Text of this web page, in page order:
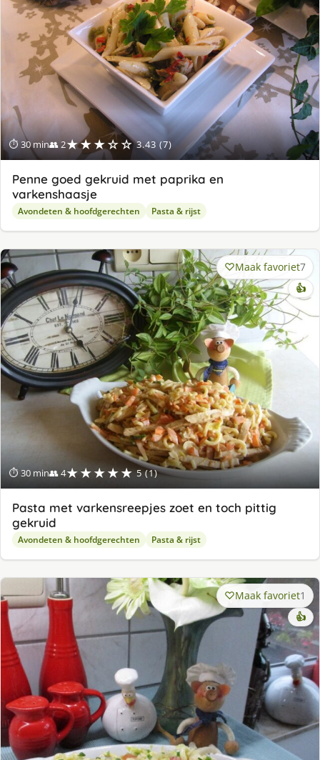
⏱ 30 min👥 2★★★☆☆ 3.43 (7)
Penne goed gekruid met paprika en
varkenshaasje
Avondeten & hoofdgerechten Pasta & rijst
⏱ 30 min👥 4★★★★★ 5 (1)
Maak favoriet7
👍
Pasta met varkensreepjes zoet en toch pittig
gekruid
Avondeten & hoofdgerechten Pasta & rijst
Maak favoriet1
👍